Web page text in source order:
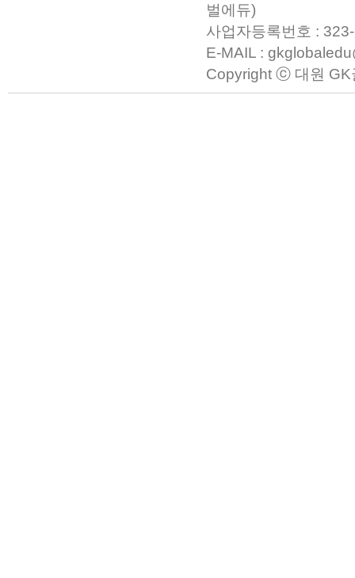
벌에듀)
사업자등록번호 :
E-MAIL :
Copyright ⓒ 대원 GK